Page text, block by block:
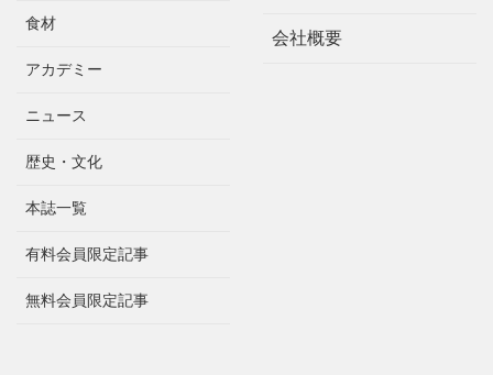
食材
アカデミー
ニュース
歴史・文化
本誌一覧
有料会員限定記事
無料会員限定記事
会社概要